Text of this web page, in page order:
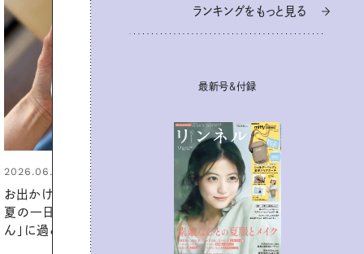
2026.07.24
夏の髪と心が瞬時にリフレッシュ
する【大人気のドライシャンプー】
この1本で汗ばむ季節も一日中心
ランキングをもっと見る
最新号＆付録